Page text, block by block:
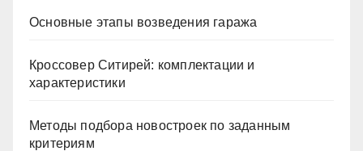
Основные этапы возведения гаража
Кроссовер Ситирей: комплектации и
характеристики
Методы подбора новостроек по заданным
критериям